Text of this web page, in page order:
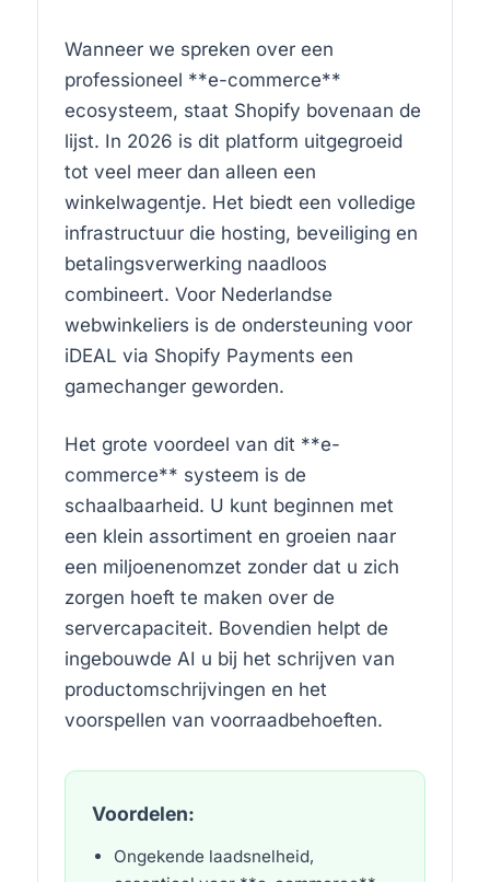
Wanneer we spreken over een
professioneel **e-commerce**
ecosysteem, staat Shopify bovenaan de
lijst. In 2026 is dit platform uitgegroeid
tot veel meer dan alleen een
winkelwagentje. Het biedt een volledige
infrastructuur die hosting, beveiliging en
betalingsverwerking naadloos
combineert. Voor Nederlandse
webwinkeliers is de ondersteuning voor
iDEAL via Shopify Payments een
gamechanger geworden.
Het grote voordeel van dit **e-
commerce** systeem is de
schaalbaarheid. U kunt beginnen met
een klein assortiment en groeien naar
een miljoenenomzet zonder dat u zich
zorgen hoeft te maken over de
servercapaciteit. Bovendien helpt de
ingebouwde AI u bij het schrijven van
productomschrijvingen en het
voorspellen van voorraadbehoeften.
Voordelen:
Ongekende laadsnelheid,